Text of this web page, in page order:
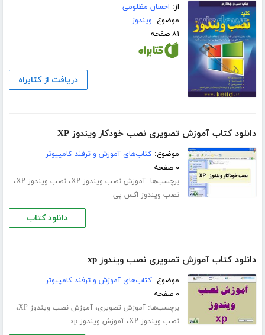
از: احسان مظلومی
موضوع: ویندوز
۸۱ صفحه
دریافت از کتابراه
دانلود کتاب آموزش تصویری نصب خودکار ویندوز XP
موضوع:کتاب‌های آموزش و ترفند کامپیوتر
۰ صفحه
برچسب‌ها:آموزش نصب ویندوز XP ،نصب ویندوز XP ،
نصب ویندوز اکس پی
دانلود کتاب
دانلود کتاب آموزش تصویری نصب ویندوز xp
موضوع:کتاب‌های آموزش و ترفند کامپیوتر
۰ صفحه
برچسب‌ها:آموزش تصویری،آموزش نصب ویندوز XP ،
نصب ویندوز XP ،آموزش ویندوز xp